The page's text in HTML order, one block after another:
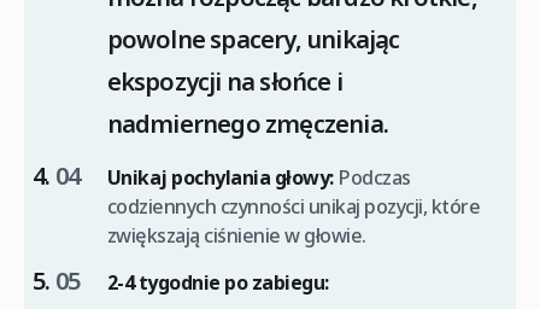
powolne spacery, unikając
ekspozycji na słońce i
nadmiernego zmęczenia.
Unikaj pochylania głowy:Podczas
codziennych czynności unikaj pozycji, które
zwiększają ciśnienie w głowie.
2-4 tygodnie po zabiegu: